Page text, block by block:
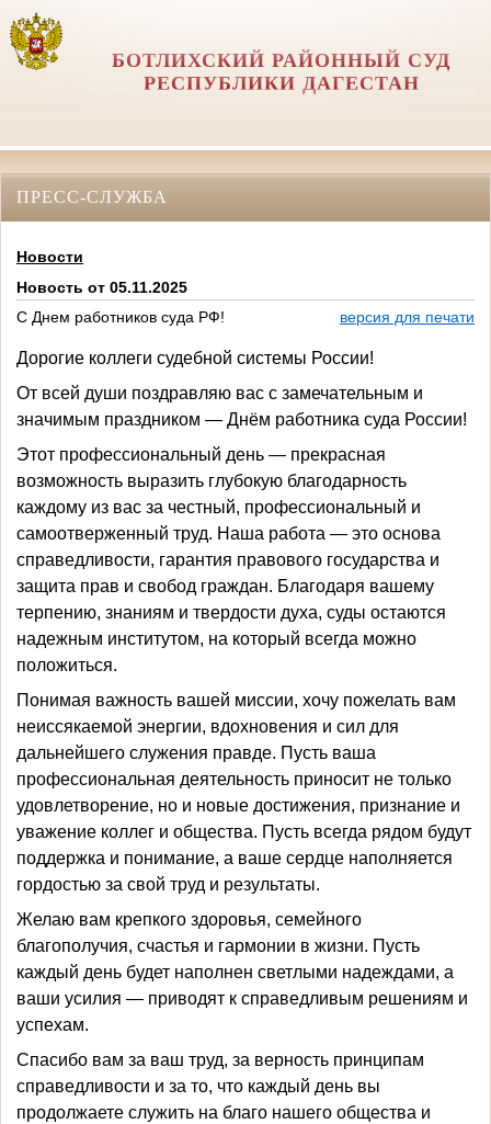
БОТЛИХСКИЙ РАЙОННЫЙ СУД
РЕСПУБЛИКИ ДАГЕСТАН
ПРЕСС-СЛУЖБА
Новости
Новость от 05.11.2025
С Днем работников суда РФ!
версия для печати
Дорогие коллеги судебной системы России!
От всей души поздравляю вас с замечательным и
значимым праздником — Днём работника суда России!
Этот профессиональный день — прекрасная
возможность выразить глубокую благодарность
каждому из вас за честный, профессиональный и
самоотверженный труд. Наша работа — это основа
справедливости, гарантия правового государства и
защита прав и свобод граждан. Благодаря вашему
терпению, знаниям и твердости духа, суды остаются
надежным институтом, на который всегда можно
положиться.
Понимая важность вашей миссии, хочу пожелать вам
неиссякаемой энергии, вдохновения и сил для
дальнейшего служения правде. Пусть ваша
профессиональная деятельность приносит не только
удовлетворение, но и новые достижения, признание и
уважение коллег и общества. Пусть всегда рядом будут
поддержка и понимание, а ваше сердце наполняется
гордостью за свой труд и результаты.
Желаю вам крепкого здоровья, семейного
благополучия, счастья и гармонии в жизни. Пусть
каждый день будет наполнен светлыми надеждами, а
ваши усилия — приводят к справедливым решениям и
успехам.
Спасибо вам за ваш труд, за верность принципам
справедливости и за то, что каждый день вы
продолжаете служить на благо нашего общества и